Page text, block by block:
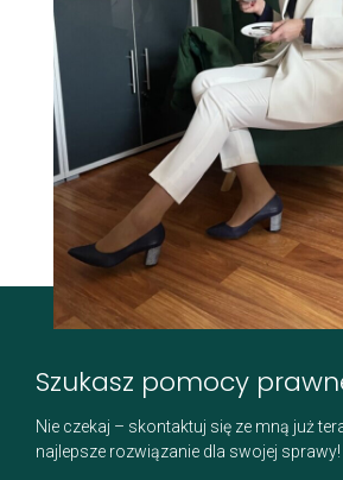
Szukasz pomocy
Nie czekaj – skontaktuj się ze mną już
najlepsze rozwiązanie dla swojej sprawy!